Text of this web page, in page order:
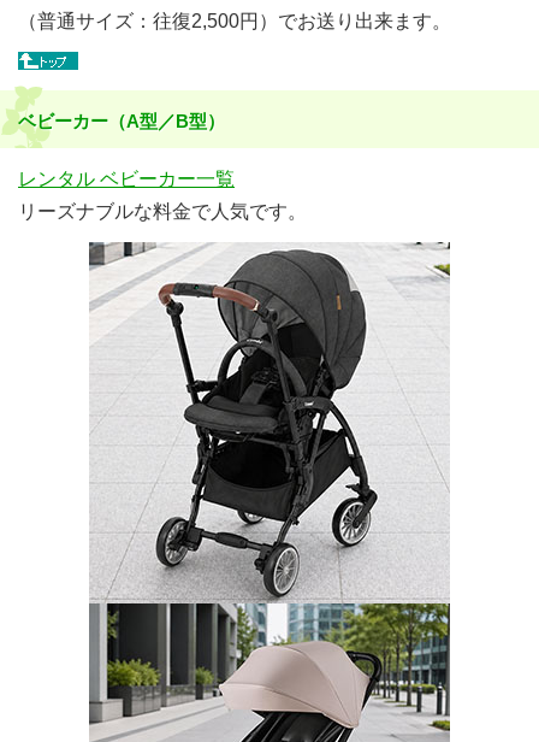
（普通サイズ：往復2,500円）でお送り出来ます。
ベビーカー（A型／B型）
レンタル ベビーカー一覧
リーズナブルな料金で人気です。